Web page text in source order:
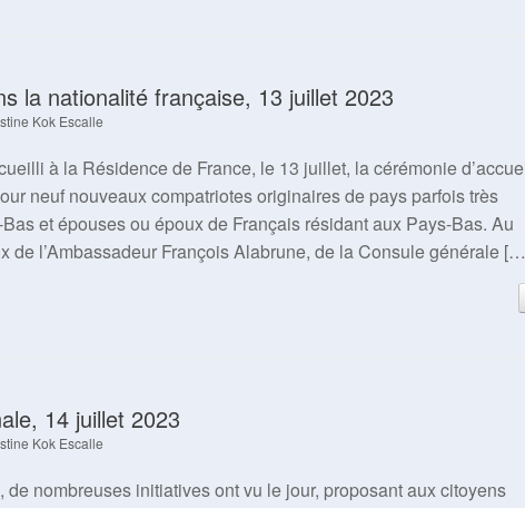
la nationalité française, 13 juillet 2023
Kok Escalle
à la Résidence de France, le 13 juillet, la cérémonie
neuf nouveaux compatriotes originaires de pays parfois très
et épouses ou époux de Français résidant aux Pays-Bas. Au
de l’Ambassadeur François Alabrune, de la Consule générale
14 juillet 2023
Kok Escalle
nombreuses initiatives ont vu le jour, proposant aux citoyens